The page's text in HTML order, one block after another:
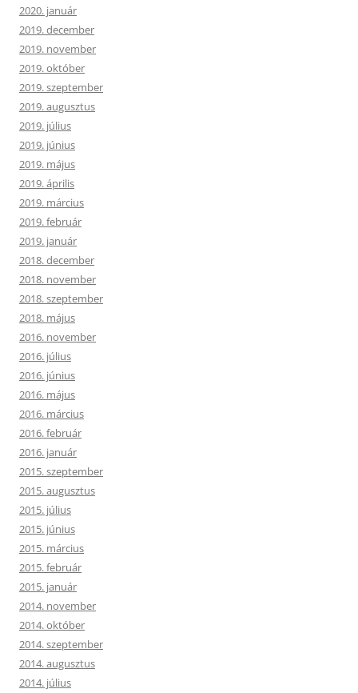
2020. január
2019. december
2019. november
2019. október
2019. szeptember
2019. augusztus
2019. július
2019. június
2019. május
2019. április
2019. március
2019. február
2019. január
2018. december
2018. november
2018. szeptember
2018. május
2016. november
2016. július
2016. június
2016. május
2016. március
2016. február
2016. január
2015. szeptember
2015. augusztus
2015. július
2015. június
2015. március
2015. február
2015. január
2014. november
2014. október
2014. szeptember
2014. augusztus
2014. július